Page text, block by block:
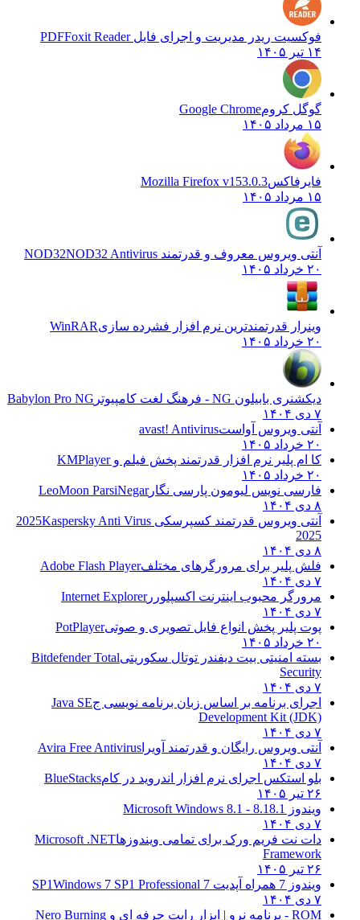
فوکسیت ریدر مدیریت و اجرای فایل PDFFoxit Reader
۱۴ تیر ۱۴۰۵
گوگل کرومGoogle Chrome
۱۵ مرداد ۱۴۰۵
فایرفاکسMozilla Firefox v153.0.3
۱۵ مرداد ۱۴۰۵
آنتی ویروس معروف و قدرتمند NOD32 NOD32 Antivirus
۲۰ خرداد ۱۴۰۵
وینرار قدرتمندترین نرم افزار فشرده سازیWinRAR
۲۰ خرداد ۱۴۰۵
دیکشنری بابیلون NG - فرهنگ لغت کامپیوتر
Babylon Pro NG
۷ دی ۱۴۰۴
آنتی ویروس آواستavast! Antivirus
۲۰ خرداد ۱۴۰۵
کا ام پلیر نرم افزار قدرتمند پخش فیلم وKMPlayer
۲۰ خرداد ۱۴۰۵
فارسی نویس لیومون پارسی نگارLeoMoon ParsiNegar
۸ دی ۱۴۰۴
آنتی ویروس قدرتمند کسپرسکی 2025 Kaspersky Anti Virus
2025
۸ دی ۱۴۰۴
فلش پلیر برای مرورگرهای مختلفAdobe Flash Player
۷ دی ۱۴۰۴
مرورگر محبوب اینترنت اکسپلوررInternet Explorer
۷ دی ۱۴۰۴
پوت پلیر پخش انواع فایل تصویری و صوتیPotPlayer
۲۰ خرداد ۱۴۰۵
بسته امنیتی بیت دیفندر توتال سکوریتیBitdefender Total
Security
۷ دی ۱۴۰۴
اجرای برنامه بر اساس زبان برنامه نویسی جJava SE
Development Kit (JDK)
۷ دی ۱۴۰۴
آنتی ویروس رایگان و قدرتمند آویرا Avira Free Antivirus
۷ دی ۱۴۰۴
بلو استکس اجرای نرم افزار اندروید در کامBlueStacks
۲۶ تیر ۱۴۰۵
ویندوز 8.1
8.1 - Microsoft Windows 8.1
۷ دی ۱۴۰۴
دات نت فریم ورک برای تمامی ویندوزهاMicrosoft .NET
Framework
۲۶ تیر ۱۴۰۵
ویندوز 7 همراه آپدیت 7 SP1
Windows 7 SP1 Professional
۷ دی ۱۴۰۴
ROM - برنامه نرو | ابزار رایت حرفه ای و
Nero Burning